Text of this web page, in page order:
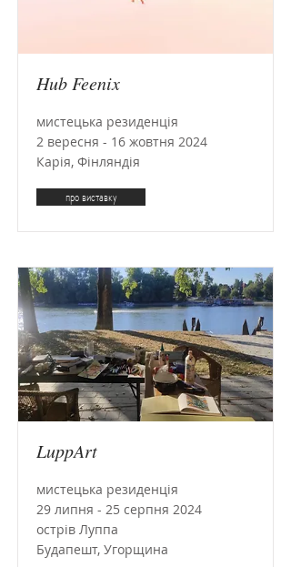
Hub Feenix
мистецька резиденція
2 вересня - 16 жовтня 2024
Карія, Фінляндія
про виставку
LuppArt
мистецька резиденція
29 липня - 25 серпня 2024
острів Луппа
Будапешт, Угорщина